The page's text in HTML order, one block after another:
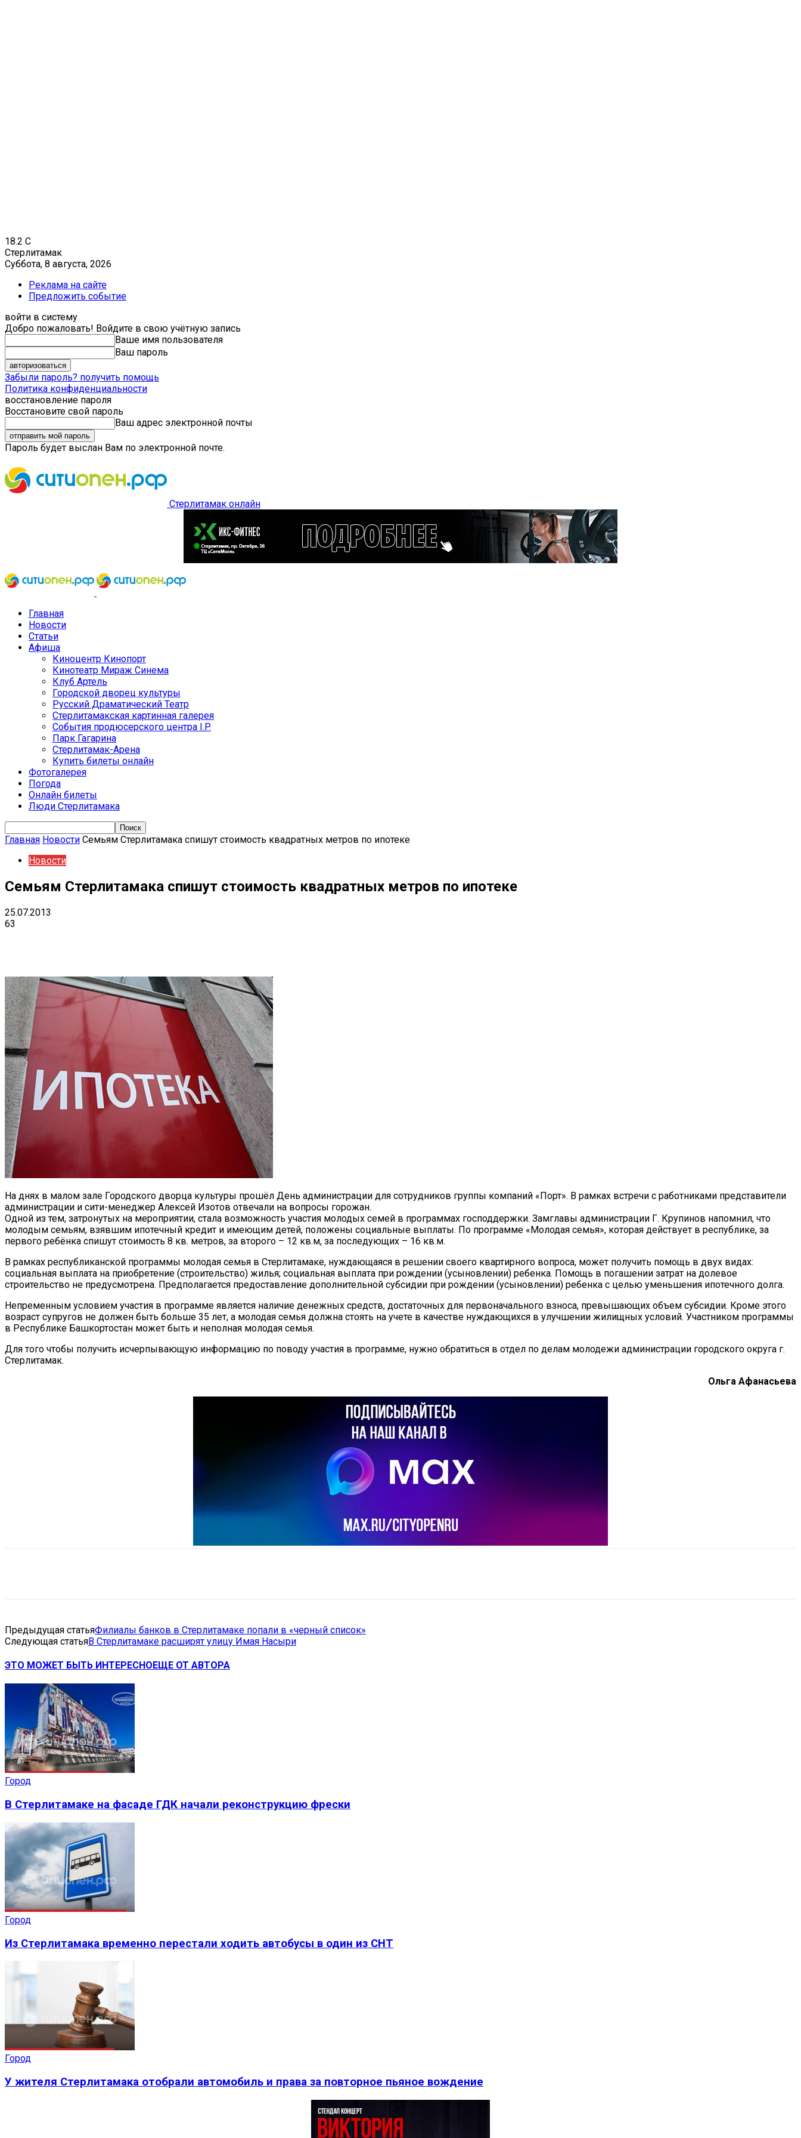
18.2 C
Стерлитамак
Суббота, 8 августа, 2026
Реклама на сайте
Предложить событие
войти в систему
Добро пожаловать! Войдите в свою учётную запись
Ваше имя пользователя
Ваш пароль
Забыли пароль? получить помощь
Политика конфиденциальности
восстановление пароля
Восстановите свой пароль
Ваш адрес электронной почты
Пароль будет выслан Вам по электронной почте.
Стерлитамак онлайн
Главная
Новости
Статьи
Афиша
Киноцентр Кинопорт
Кинотеатр Мираж Синема
Клуб Артель
Городской дворец культуры
Русский Драматический Театр
Стерлитамакская картинная галерея
События продюсерского центра I.P.
Парк Гагарина
Стерлитамак-Арена
Купить билеты онлайн
Фотогалерея
Погода
Онлайн билеты
Люди Стерлитамака
Главная Новости Семьям Стерлитамака спишут стоимость квадратных метров по ипотеке
Новости
Семьям Стерлитамака спишут стоимость квадратных метров по ипотеке
25.07.2013
63
На днях в малом зале Городского дворца культуры прошёл День администрации для сотрудников группы компаний «Порт». В рамках встречи с работниками представители
администрации и сити-менеджер Алексей Изотов отвечали на вопросы горожан.
Одной из тем, затронутых на мероприятии, стала возможность участия молодых семей в программах господдержки. Замглавы администрации Г. Крупинов напомнил, что
молодым семьям, взявшим ипотечный кредит и имеющим детей, положены социальные выплаты. По программе «Молодая семья», которая действует в республике, за
первого ребёнка спишут стоимость 8 кв. метров, за второго – 12 кв.м, за последующих – 16 кв.м.
В рамках республиканской программы молодая семья в Стерлитамаке, нуждающаяся в решении своего квартирного вопроса, может получить помощь в двух видах:
социальная выплата на приобретение (строительство) жилья; социальная выплата при рождении (усыновлении) ребенка. Помощь в погашении затрат на долевое
строительство не предусмотрена. Предполагается предоставление дополнительной субсидии при рождении (усыновлении) ребенка с целью уменьшения ипотечного долга.
Непременным условием участия в программе является наличие денежных средств, достаточных для первоначального взноса, превышающих объем субсидии. Кроме этого
возраст супругов не должен быть больше 35 лет, а молодая семья должна стоять на учете в качестве нуждающихся в улучшении жилищных условий. Участником программы
в Республике Башкортостан может быть и неполная молодая семья.
Для того чтобы получить исчерпывающую информацию по поводу участия в программе, нужно обратиться в отдел по делам молодежи администрации городского округа г.
Стерлитамак.
Ольга Афанасьева
Предыдущая статьяФилиалы банков в Стерлитамаке попали в «черный список»
Следующая статьяВ Стерлитамаке расширят улицу Имая Насыри
ЭТО МОЖЕТ БЫТЬ ИНТЕРЕСНОЕЩЕ ОТ АВТОРА
Город
В Стерлитамаке на фасаде ГДК начали реконструкцию фрески
Город
Из Стерлитамака временно перестали ходить автобусы в один из СНТ
Город
У жителя Стерлитамака отобрали автомобиль и права за повторное пьяное вождение